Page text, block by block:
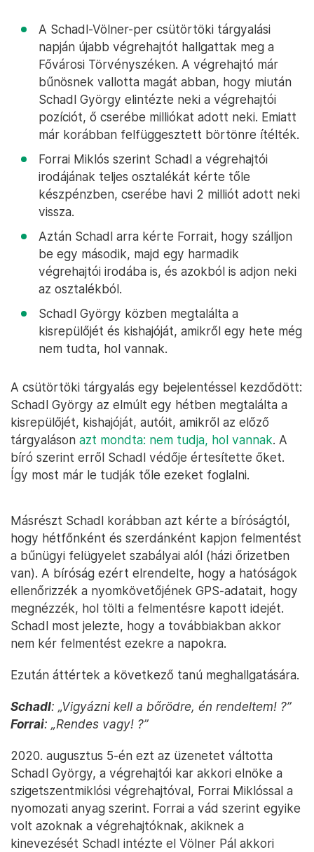
A Schadl-Völner-per csütörtöki tárgyalási
napján újabb végrehajtót hallgattak meg a
Fővárosi Törvényszéken. A végrehajtó már
bűnösnek vallotta magát abban, hogy miután
Schadl György elintézte neki a végrehajtói
pozíciót, ő cserébe milliókat adott neki. Emiatt
már korábban felfüggesztett börtönre ítélték.
Forrai Miklós szerint Schadl a végrehajtói
irodájának teljes osztalékát kérte tőle
készpénzben, cserébe havi 2 milliót adott neki
vissza.
Aztán Schadl arra kérte Forrait, hogy szálljon
be egy második, majd egy harmadik
végrehajtói irodába is, és azokból is adjon neki
az osztalékból.
Schadl György közben megtalálta a
kisrepülőjét és kishajóját, amikről egy hete még
nem tudta, hol vannak.
A csütörtöki tárgyalás egy bejelentéssel kezdődött:
Schadl György az elmúlt egy hétben megtalálta a
kisrepülőjét, kishajóját, autóit, amikről az előző
tárgyaláson azt mondta: nem tudja, hol vannak. A
bíró szerint erről Schadl védője értesítette őket.
Így most már le tudják tőle ezeket foglalni.
Másrészt Schadl korábban azt kérte a bíróságtól,
hogy hétfőnként és szerdánként kapjon felmentést
a bűnügyi felügyelet szabályai alól (házi őrizetben
van). A bíróság ezért elrendelte, hogy a hatóságok
ellenőrizzék a nyomkövetőjének GPS-adatait, hogy
megnézzék, hol tölti a felmentésre kapott idejét.
Schadl most jelezte, hogy a továbbiakban akkor
nem kér felmentést ezekre a napokra.
Ezután áttértek a következő tanú meghallgatására.
Schadl: „Vigyázni kell a bőrödre, én rendeltem! ?”
Forrai: „Rendes vagy! ?”
2020. augusztus 5-én ezt az üzenetet váltotta
Schadl György, a végrehajtói kar akkori elnöke a
szigetszentmiklósi végrehajtóval, Forrai Miklóssal a
nyomozati anyag szerint. Forrai a vád szerint egyike
volt azoknak a végrehajtóknak, akiknek a
kinevezését Schadl intézte el Völner Pál akkori